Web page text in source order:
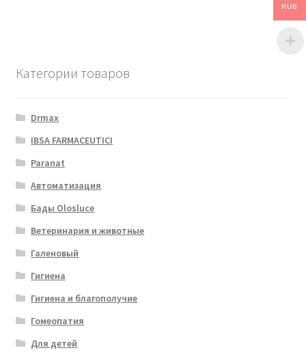
Категории товаров
Drmax
IBSA FARMACEUTICI
Paranat
Автоматизация
Бады Olosluce
Ветеринария и животные
Галеновый
Гигиена
Гигиена и благополучие
Гомеопатия
Для детей
RUB